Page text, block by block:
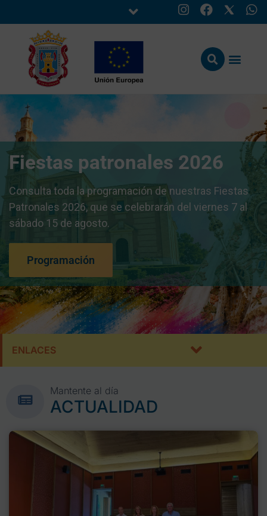
Fiestas patronales 2026
Consulta toda la programación de nuestras Fiestas
Patronales 2026, que se celebrarán del viernes 7 al
sábado 15 de agosto.
Programación
ENLACES
Mantente al día
ACTUALIDAD